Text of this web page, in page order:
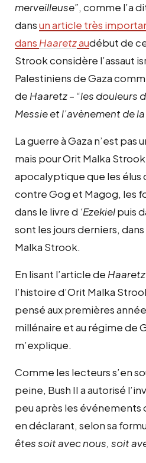
merveilleuse”, comme l’a
dansun article très
dans Haaretzaudébut de
Strook considère l’assaut
Palestiniens de Gaza
de Haaretz– “les douleurs
Messie et l’avènement de
La guerre à Gaza n’est pas
mais pour Orit Malka
apocalyptique que les élus
contre Gog et Magog, les
dans le livred ‘Ezekielpuis
sont les jours derniers,
Malka Strook.
En lisant l’article de Haaretz
l’histoire d’Orit Malka
pensé aux premières
millénaire et au régime de
m’explique.
Comme les lecteurs s’en
peine, Bush II a autorisé
peu après les événements
en déclarant, selon sa
êtes soit avec nous, soit